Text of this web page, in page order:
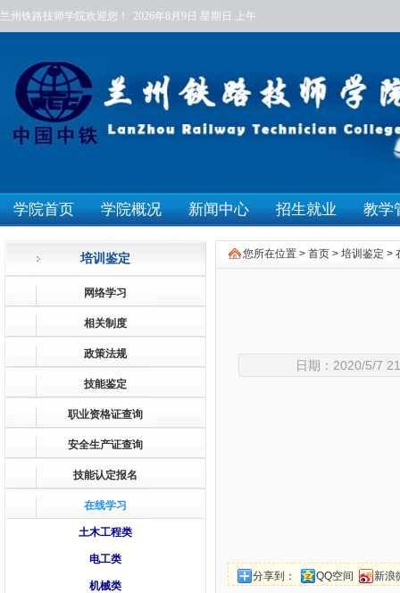
兰州铁路技师学院欢迎您！ 2026年8月9日 星期日 上午
学院首页 学院概况 新闻中心 招生就业 教学
培训鉴定
网络学习
相关制度
政策法规
技能鉴定
职业资格证查询
安全生产证查询
技能认定报名
在线学习
土木工程类
电工类
机械类
您所在位置 > 首页 > 培训鉴定 >
日期：2020/5/7
分享到： QQ空间 新浪